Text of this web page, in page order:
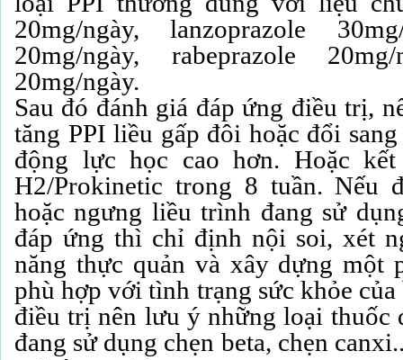
20mg/ngày, lanzoprazole
20mg/ngày, rabeprazole 20mg/
20mg/ngày.
Sau đó đánh giá đáp ứng điều trị,
tăng PPI liều gấp đôi hoặc đổi
động lực học cao hơn. Hoặc
H2/Prokinetic trong 8 tuần. Nếu
hoặc ngưng liều trình đang sử
đáp ứng thì chỉ định nội soi, xét
năng thực quản và xây dựng một
phù hợp với tình trạng sức khỏe
điều trị nên lưu ý những loại thuốc
đang sử dụng chẹn beta, chẹn